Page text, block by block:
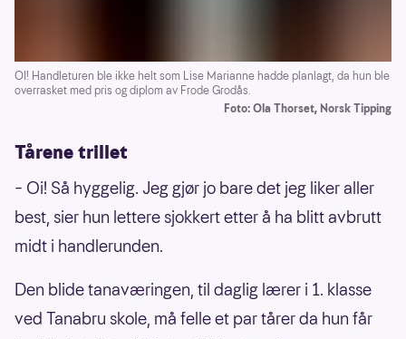
OI! Handleturen ble ikke helt som Lise Marianne hadde planlagt, da hun ble
overrasket med pris og diplom av Frode Grodås.
Foto: Ola Thorset, Norsk Tipping
Tårene trillet
– Oi! Så hyggelig. Jeg gjør jo bare det jeg liker aller
best, sier hun lettere sjokkert etter å ha blitt avbrutt
midt i handlerunden.
Den blide tanaværingen, til daglig lærer i 1. klasse
ved Tanabru skole, må felle et par tårer da hun får